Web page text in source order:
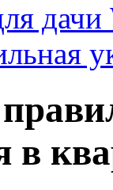
в